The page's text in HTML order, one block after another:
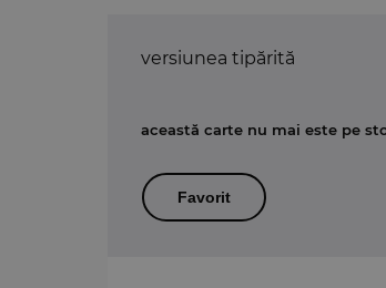
versiunea tipărită
această carte nu mai este pe
Favorit